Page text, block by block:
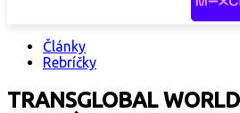
Články
Rebríčky
TRANSGLOBAL